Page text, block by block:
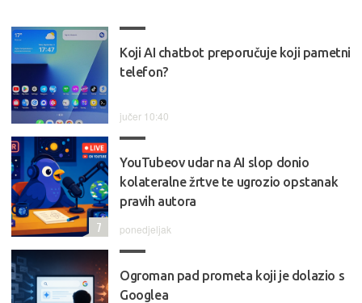
Koji AI chatbot preporučuje koji pametni
telefon?
jučer 10:40
YouTubeov udar na AI slop donio
kolateralne žrtve te ugrozio opstanak
pravih autora
ponedjeljak
7
Ogroman pad prometa koji je dolazio s
Googlea